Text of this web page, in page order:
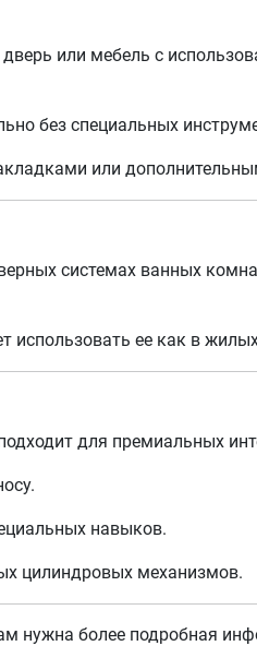
или мебель с
без специальных
или
системах ванных
использовать ее как в
для премиальных
навыков.
цилиндровых механизмов.
нужна более подробная